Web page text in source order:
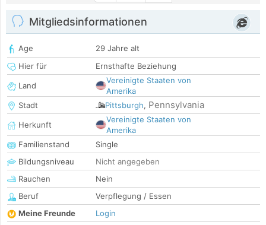
Mitgliedsinformationen
Age
29 Jahre alt
Hier für
Ernsthafte Beziehung
Land
Vereinigte Staaten von
Amerika
Stadt
Pittsburgh, Pennsylvania
Herkunft
Vereinigte Staaten von
Amerika
Familienstand
Single
Bildungsniveau
Nicht angegeben
Rauchen
Nein
Beruf
Verpflegung / Essen
Meine Freunde
Login